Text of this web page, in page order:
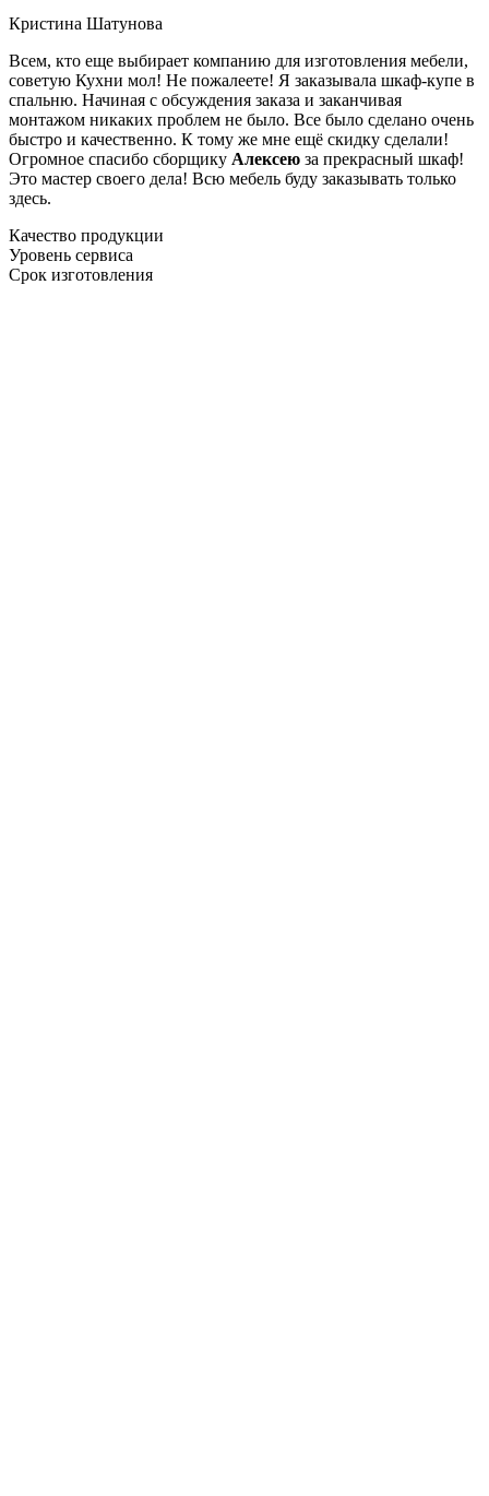
Кристина Шатунова
Всем, кто еще выбирает компанию для изготовления мебели,
советую Кухни мол! Не пожалеете! Я заказывала шкаф-купе в
спальню. Начиная с обсуждения заказа и заканчивая
монтажом никаких проблем не было. Все было сделано очень
быстро и качественно. К тому же мне ещё скидку сделали!
Огромное спасибо сборщику Алексею за прекрасный шкаф!
Это мастер своего дела! Всю мебель буду заказывать только
здесь.
Качество продукции
Уровень сервиса
Срок изготовления